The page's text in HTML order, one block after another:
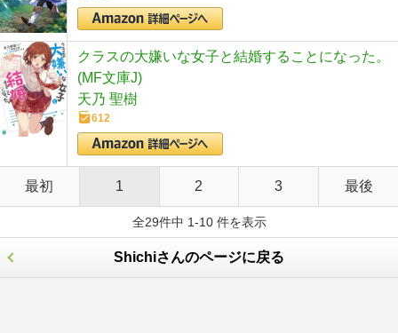
クラスの大嫌いな女子と結婚することになった。
(MF文庫J)
天乃 聖樹
612
最初 1 2 3 最後
全29件中 1-10 件を表示
Shichiさんのページに戻る